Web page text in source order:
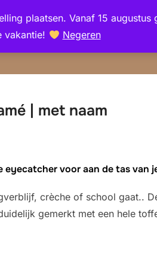
plaatsen. Vanaf 15 augustus
vakantie!
Negeren
| met naam
eyecatcher voor aan de tas van
crèche of school gaat..
gemerkt met een hele